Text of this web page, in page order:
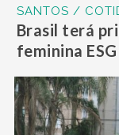
SANTOS /
Brasil terá
feminina